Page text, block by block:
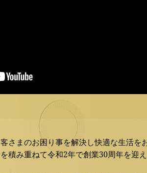
さまのお困り事を解決し快適な生活を
積み重ねて令和2年で創業30周年を迎